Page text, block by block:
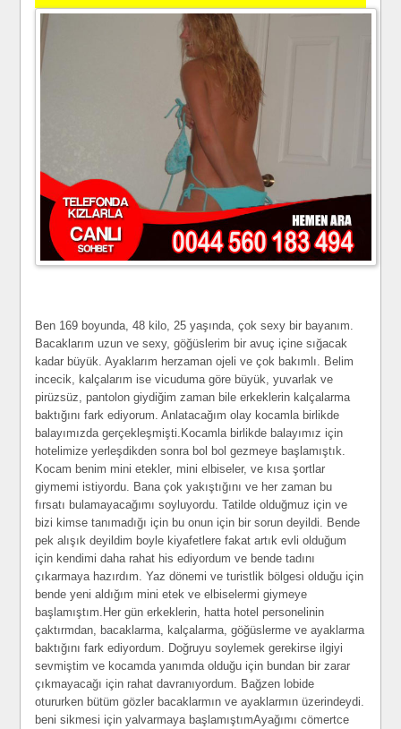
Ben 169 boyunda, 48 kilo, 25 yaşında, çok sexy bir bayanım.
Bacaklarım uzun ve sexy, göğüslerim bir avuç içine sığacak
kadar büyük. Ayaklarım herzaman ojeli ve çok bakımlı. Belim
incecik, kalçalarım ise vicuduma göre büyük, yuvarlak ve
pirüzsüz, pantolon giydiğim zaman bile erkeklerin kalçalarma
baktığını fark ediyorum. Anlatacağım olay kocamla birlikde
balayımızda gerçekleşmişti.Kocamla birlikde balayımız için
hotelimize yerleşdikden sonra bol bol gezmeye başlamıştık.
Kocam benim mini etekler, mini elbiseler, ve kısa şortlar
giymemi istiyordu. Bana çok yakıştığını ve her zaman bu
fırsatı bulamayacağımı soyluyordu. Tatilde olduğmuz için ve
bizi kimse tanımadığı için bu onun için bir sorun deyildi. Bende
pek alışık deyildim boyle kiyafetlere fakat artık evli olduğum
için kendimi daha rahat his ediyordum ve bende tadını
çıkarmaya hazırdım. Yaz dönemi ve turistlik bölgesi olduğu için
bende yeni aldığım mini etek ve elbiselermi giymeye
başlamıştım.Her gün erkeklerin, hatta hotel personelinin
çaktırmdan, bacaklarma, kalçalarma, göğüslerme ve ayaklarma
baktığını fark ediyordum. Doğruyu soylemek gerekirse ilgiyi
sevmiştim ve kocamda yanımda olduğu için bundan bir zarar
çıkmayacağı için rahat davranıyordum. Bağzen lobide
otururken bütüm gözler bacaklarmın ve ayaklarmın üzerindeydi.
beni sikmesi için yalvarmaya başlamıştımAyağımı cömertce